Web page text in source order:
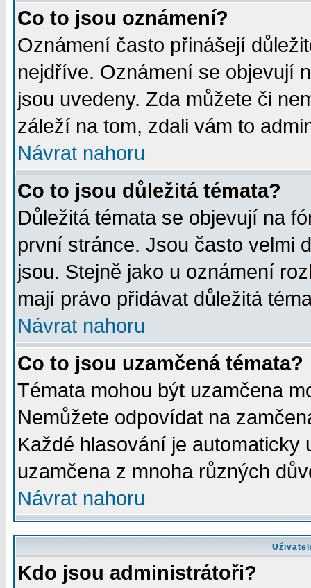
Co to jsou oznámení?
Oznámení často přinášejí
nejdříve. Oznámení se objevují
jsou uvedeny. Zda můžete či
záleží na tom, zdali vám to
Návrat nahoru
Co to jsou důležitá témata?
Důležitá témata se objevují na
první stránce. Jsou často velmi
jsou. Stejně jako u oznámení
mají právo přidávat důležitá
Návrat nahoru
Co to jsou uzamčená témata?
Témata mohou být uzamčena
Nemůžete odpovídat na
Každé hlasování je automaticky
uzamčena z mnoha různých
Návrat nahoru
Kdo jsou administrátoři?